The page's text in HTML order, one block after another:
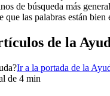
de búsqueda más
que las palabras están bien
de la
Ir a la portada de la
de 4 min